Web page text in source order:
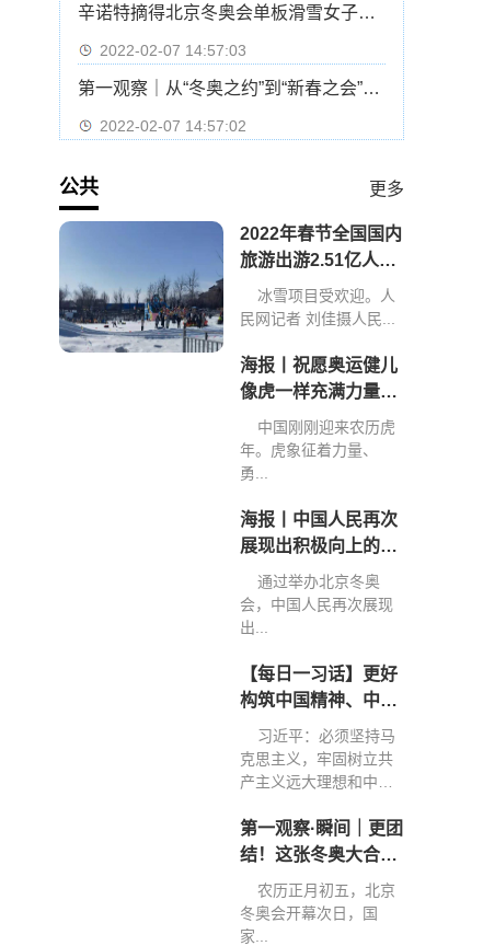
辛诺特摘得北京冬奥会单板滑雪女子坡面障碍技巧冠军
2022-02-07 14:57:03
第一观察｜从“冬奥之约”到“新春之会”：中俄元首会晤的三重意涵
2022-02-07 14:57:02
公共 更多
2022年春节全国国内
旅游出游2.51亿人次
旅游收入2891.98亿
元
冰雪项目受欢迎。人
民网记者 刘佳摄人民...
海报丨祝愿奥运健儿
像虎一样充满力量、
创造佳绩
中国刚刚迎来农历虎
年。虎象征着力量、
勇...
海报丨中国人民再次
展现出积极向上的精
神和力量
通过举办北京冬奥
会，中国人民再次展现
出...
【每日一习话】更好
构筑中国精神、中国
价值、中国力量
习近平：必须坚持马
克思主义，牢固树立共
产主义远大理想和中国
第一观察·瞬间｜更团
结！这张冬奥大合影
弥足珍贵
农历正月初五，北京
冬奥会开幕次日，国
家...